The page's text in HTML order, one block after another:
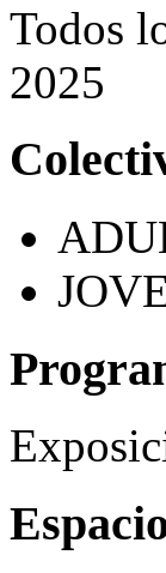
Todos
2025